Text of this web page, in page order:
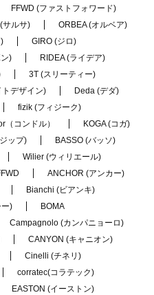
FFWD (ファストフォワード)
サルサ)
ORBEA (オルベア)
GIRO (ジロ)
)
RIDEA (ライデア)
3T (スリーティー)
デザイン)
Deda (デダ)
fizik (フィジーク)
（コンドル）
KOGA (コガ)
ップ)
BASSO (バッソ)
Wilier (ウィリエール)
ANCHOR (アンカー)
Bianchi (ビアンキ)
)
BOMA
Campagnolo (カンパニョーロ)
CANYON (キャニオン)
Cinelli (チネリ)
corratec(コラテック)
EASTON (イーストン)